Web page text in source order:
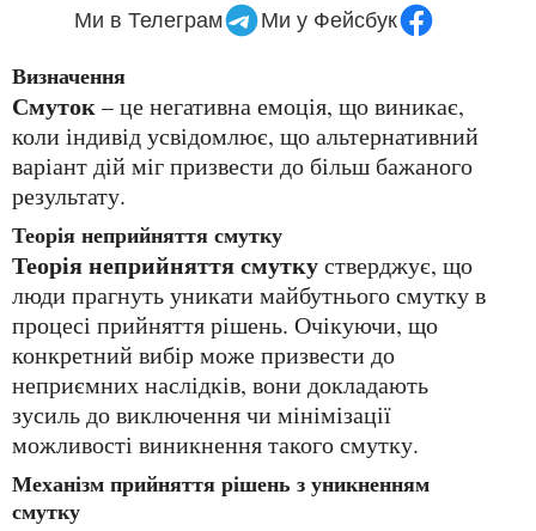
Ми в Телеграм Ми у Фейсбук
Визначення
Смуток– це негативна емоція, що виникає,
коли індивід усвідомлює, що альтернативний
варіант дій міг призвести до більш бажаного
результату.
Теорія неприйняття смутку
Теорія неприйняття смуткустверджує, що
люди прагнуть уникати майбутнього смутку в
процесі прийняття рішень. Очікуючи, що
конкретний вибір може призвести до
неприємних наслідків, вони докладають
зусиль до виключення чи мінімізації
можливості виникнення такого смутку.
Механізм прийняття рішень з уникненням
смутку